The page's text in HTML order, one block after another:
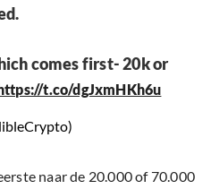
comes first- 20k or
https://t.co/dgJxmHKh6u
naar de 20.000 of 70.000